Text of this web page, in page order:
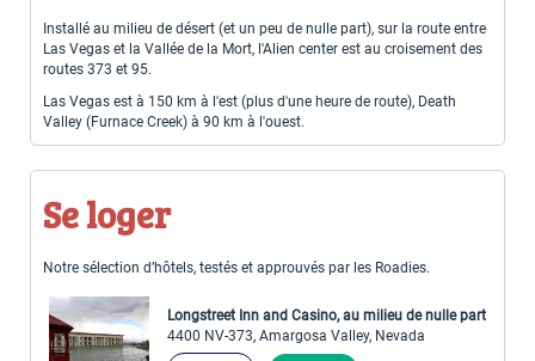
Installé au milieu de désert (et un peu de nulle part), sur la route entre
Las Vegas et la Vallée de la Mort, l'Alien center est au croisement des
routes 373 et 95.
Las Vegas est à 150 km à l'est (plus d'une heure de route), Death
Valley (Furnace Creek) à 90 km à l'ouest.
Se loger
Notre sélection d’hôtels, testés et approuvés par les Roadies.
Longstreet Inn and Casino, au milieu de nulle part
4400 NV-373, Amargosa Valley, Nevada